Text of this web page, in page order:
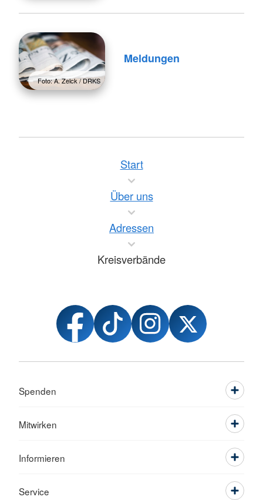
Foto: A. Zelck / DRKS
Meldungen
Start
Über uns
Adressen
Kreisverbände
Spenden
Mitwirken
Informieren
Service